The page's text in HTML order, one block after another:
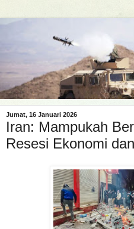
Jumat, 16 Januari 2026
Iran: Mampukah
Resesi Ekonomi